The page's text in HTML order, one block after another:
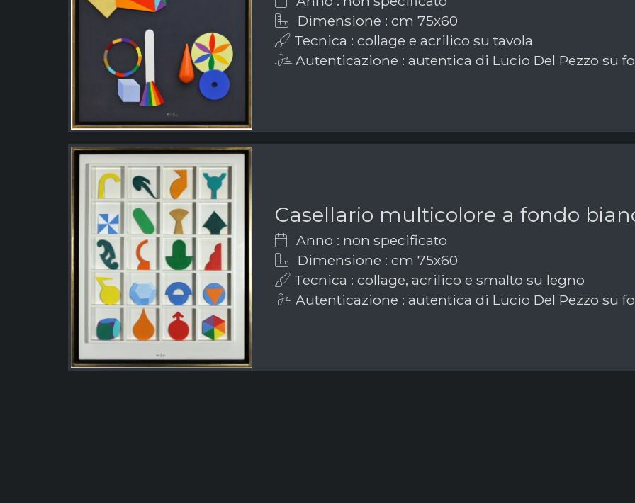
Dimensione : cm 75x60
Tecnica : collage e acrilico su tavola
Autenticazione : autentica di Lucio Del Pezzo su
Casellario multicolore a fondo
Anno : non specificato
Dimensione : cm 75x60
Tecnica : collage, acrilico e smalto su legno
Autenticazione : autentica di Lucio Del Pezzo su